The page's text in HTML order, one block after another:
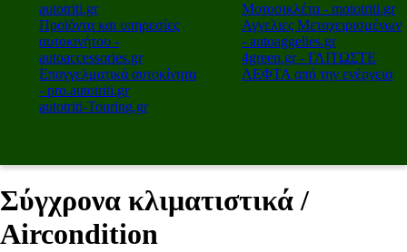
autotriti.gr
Προϊόντα και υπηρεσίες
αυτοκινήτου -
autoaccessories.gr
Επαγγελματικά αυτοκίνητα
- pro.autotriti.gr
autotriti-Touring.gr
Μοτοσικλέτα - mototriti.gr
Αγγελιες Μεταχειρισμένων
- autoaggelies.gr
4green.gr - ΓΛΙΤΩΣΤΕ
ΛΕΦΤΑ από την ενέργεια
Σύγχρονα κλιματιστικά /
Aircondition